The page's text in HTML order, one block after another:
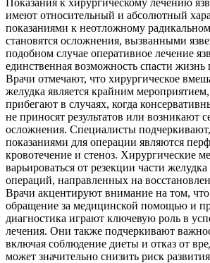
Показания к хирургическому лечению
имеют относительный и абсолютный
показаниями к неотложному
становятся осложнения, вызванными
подобном случае оперативное лечение
единственная возможность спасти жизнь
Врачи отмечают, что хирургическое
желудка является крайним
прибегают в случаях, когда
не приносят результатов или возникают
осложнения. Специалисты
показаниями для операции являются
кровотечение и стеноз. Хирургические
варьироваться от резекции части
операций, направленных на
Врачи акцентируют внимание на том,
обращение за медицинской помощью и
диагностика играют ключевую роль в
лечения. Они также подчеркивают
включая соблюдение диеты и отказ от
может значительно снизить риск